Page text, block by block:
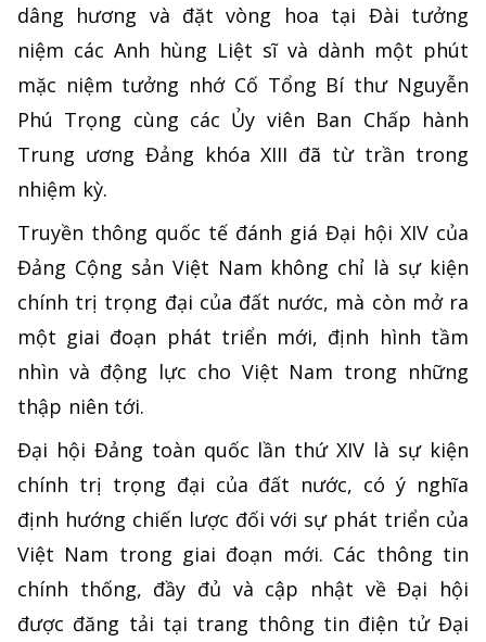
dâng hương và đặt vòng hoa tại Đài tưởng
niệm các Anh hùng Liệt sĩ và dành một phút
mặc niệm tưởng nhớ Cố Tổng Bí thư Nguyễn
Phú Trọng cùng các Ủy viên Ban Chấp hành
Trung ương Đảng khóa XIII đã từ trần trong
nhiệm kỳ.
Truyền thông quốc tế đánh giá Đại hội XIV của
Đảng Cộng sản Việt Nam không chỉ là sự kiện
chính trị trọng đại của đất nước, mà còn mở ra
một giai đoạn phát triển mới, định hình tầm
nhìn và động lực cho Việt Nam trong những
thập niên tới.
Đại hội Đảng toàn quốc lần thứ XIV là sự kiện
chính trị trọng đại của đất nước, có ý nghĩa
định hướng chiến lược đối với sự phát triển của
Việt Nam trong giai đoạn mới. Các thông tin
chính thống, đầy đủ và cập nhật về Đại hội
được đăng tải tại trang thông tin điện tử Đại